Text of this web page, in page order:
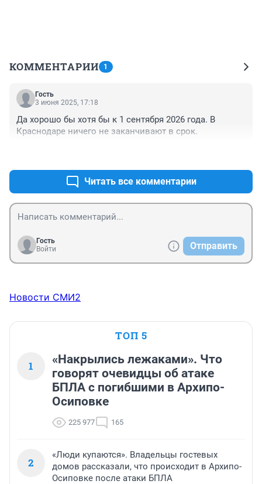
КОММЕНТАРИИ 1
Гость
3 июня 2025, 17:18
Да хорошо бы хотя бы к 1 сентября 2026 года. В
Краснодаре ничего не заканчивают в срок.
Читать все комментарии
Гость
Войти
Отправить
Новости СМИ2
ТОП 5
1
«Накрылись лежаками». Что
говорят очевидцы об атаке
БПЛА с погибшими в Архипо-
Осиповке
225 977 165
2
«Люди купаются». Владельцы гостевых
домов рассказали, что происходит в Архипо-
Осиповке после атаки БПЛА